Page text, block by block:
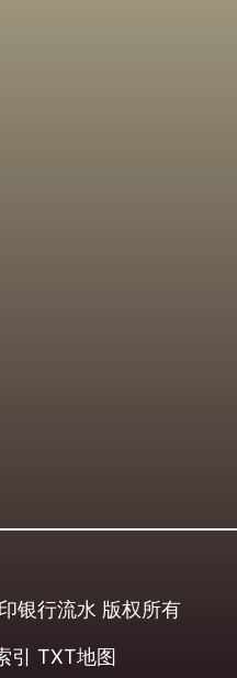
银行流水 版权所有
引 TXT地图